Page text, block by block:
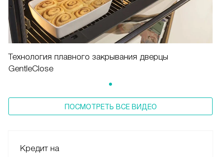
Технология плавного закрывания дверцы
GentleClose
ПОСМОТРЕТЬ ВСЕ ВИДЕО
Кредит на